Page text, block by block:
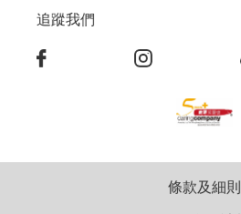
追蹤我們
條款及細則